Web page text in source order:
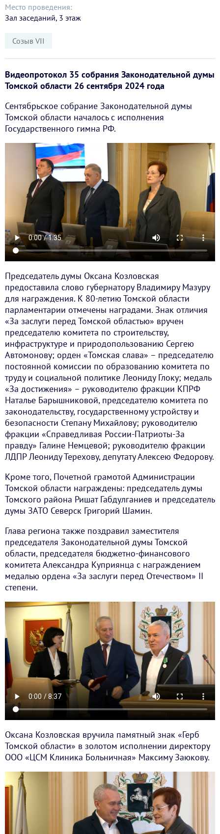
Место проведения:
Зал заседаний, 3 этаж
Созыв VII
Видеопротокол 35 собрания Законодательной думы
Томской области 26 сентября 2024 года
Сентябрьское собрание Законодательной думы
Томской области началось с исполнения
Государственного гимна РФ.
Председатель думы Оксана Козловская
предоставила слово губернатору Владимиру Мазуру
для награждения. К 80-летию Томской области
парламентарии отмечены наградами. Знак отличия
«За заслуги перед Томской областью» вручен
председателю комитета по строительству,
инфраструктуре и природопользованию Сергею
Автомонову; орден «Томская слава» – председателю
постоянной комиссии по образованию комитета по
труду и социальной политике Леониду Глоку; медаль
«За достижения» – руководителю фракции КПРФ
Наталье Барышниковой, председателю комитета по
законодательству, государственному устройству и
безопасности Степану Михайлову; руководителю
фракции «Справедливая России-Патриоты-За
правду» Галине Немцевой; руководителю фракции
ЛДПР Леониду Терехову, депутату Алексею Федорову.
Кроме того, Почетной грамотой Администрации
Томской области награждены: председатель думы
Томского района Ришат Габдулганиев и председатель
думы ЗАТО Северск Григорий Шамин.
Глава региона также поздравил заместителя
председателя Законодательной думы Томской
области, председателя бюджетно-финансового
комитета Александра Куприянца с награждением
медалью ордена «За заслуги перед Отечеством» II
степени.
Оксана Козловская вручила памятный знак «Герб
Томской области» в золотом исполнении директору
ООО «ЦСМ Клиника Больничная» Максиму Заюкову.